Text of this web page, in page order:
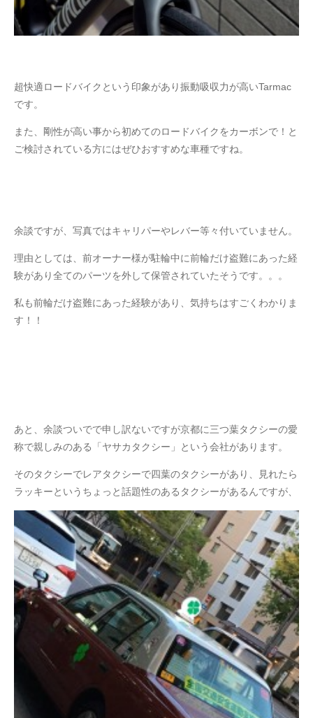
超快適ロードバイクという印象があり振動吸収力が高いTarmac
です。
また、剛性が高い事から初めてのロードバイクをカーボンで！と
ご検討されている方にはぜひおすすめな車種ですね。
余談ですが、写真ではキャリパーやレバー等々付いていません。
理由としては、前オーナー様が駐輪中に前輪だけ盗難にあった経
験があり全てのパーツを外して保管されていたそうです。。。
私も前輪だけ盗難にあった経験があり、気持ちはすごくわかりま
す！！
あと、余談ついでで申し訳ないですが京都に三つ葉タクシーの愛
称で親しみのある「ヤサカタクシー」という会社があります。
そのタクシーでレアタクシーで四葉のタクシーがあり、見れたら
ラッキーというちょっと話題性のあるタクシーがあるんですが、